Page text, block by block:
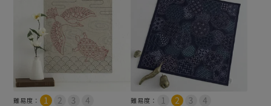
難易度： 難易度：